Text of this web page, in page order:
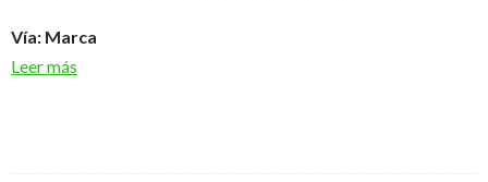
Vía: Marca
Leer más